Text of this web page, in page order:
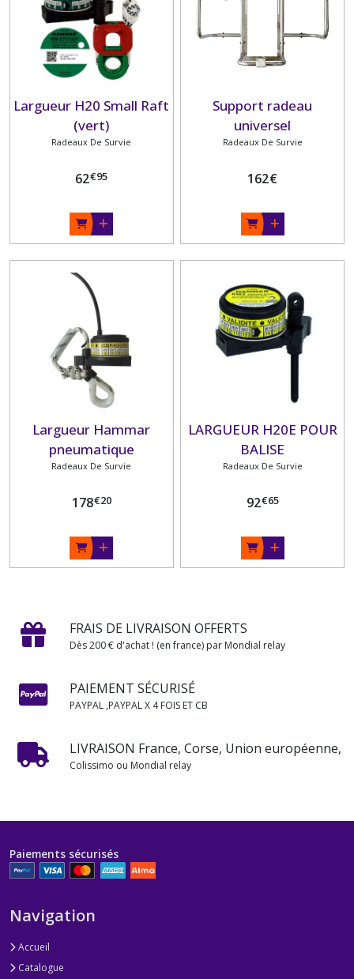
Largueur H20 Small Raft
(vert)
Radeaux De Survie
62€95
Support radeau
universel
Radeaux De Survie
162€
Largueur Hammar
pneumatique
Radeaux De Survie
178€20
LARGUEUR H20E POUR
BALISE
Radeaux De Survie
92€65
FRAIS DE LIVRAISON OFFERTS
Dès 200 € d'achat ! (en france) par Mondial relay
PAIEMENT SÉCURISÉ
PAYPAL ,PAYPAL X 4 FOIS ET CB
LIVRAISON France, Corse, Union européenne,
Colissimo ou Mondial relay
Paiements sécurisés
Navigation
Accueil
Catalogue